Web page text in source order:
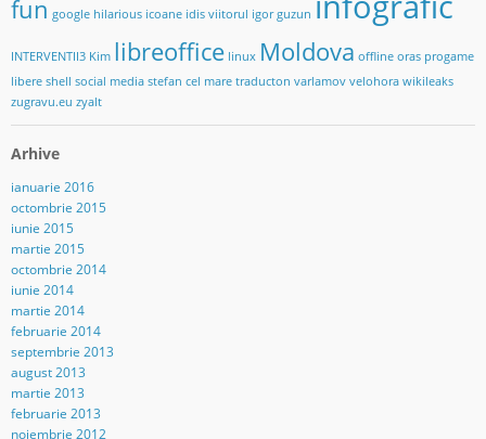
fun google hilarious icoane idis viitorul igor guzun
INTERVENTII3 Kim libreoffice linux Moldova offline oras progame
libere shell social media stefan cel mare traducton varlamov velohora wikileaks
zugravu.eu zyalt
Arhive
ianuarie 2016
octombrie 2015
iunie 2015
martie 2015
octombrie 2014
iunie 2014
martie 2014
februarie 2014
septembrie 2013
august 2013
martie 2013
februarie 2013
noiembrie 2012